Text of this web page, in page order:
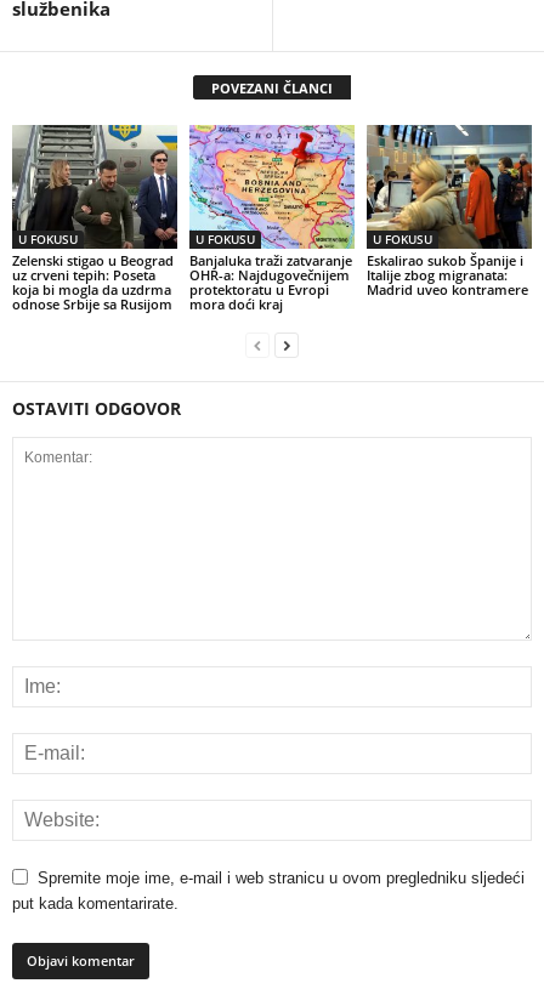
službenika
POVEZANI ČLANCI
U FOKUSU
Zelenski stigao u Beograd
uz crveni tepih: Poseta
koja bi mogla da uzdrma
odnose Srbije sa Rusijom
U FOKUSU
Banjaluka traži zatvaranje
OHR-a: Najdugovečnijem
protektoratu u Evropi
mora doći kraj
U FOKUSU
Eskalirao sukob Španije i
Italije zbog migranata:
Madrid uveo kontramere
OSTAVITI ODGOVOR
Spremite moje ime, e-mail i web stranicu u ovom pregledniku sljedeći
put kada komentarirate.